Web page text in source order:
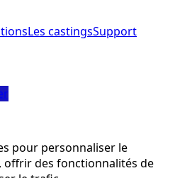
Les castingsSupport
pour personnaliser le
offrir des fonctionnalités de